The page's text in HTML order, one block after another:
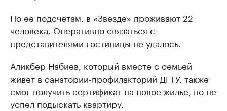
По ее подсчетам, в «Звезде» проживают 22
человека. Оперативно связаться с
представителями гостиницы не удалось.
Аликбер Набиев, который вместе с семьей
живет в санатории-профилакторий ДГТУ, также
смог получить сертификат на новое жилье, но не
успел подыскать квартиру.